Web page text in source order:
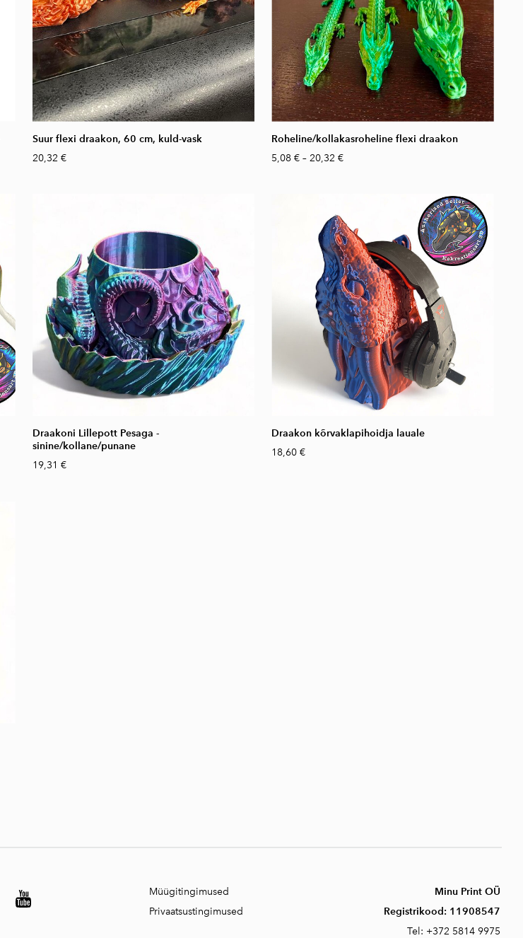
Suur flexi draakon, 60 cm, kuld-vask
20,32 €
Roheline/kollakasroheline flexi draakon
5,08 € –20,32 €
Draakoni Lillepott Pesaga -
sinine/kollane/punane
19,31 €
Draakon kõrvaklapihoidja lauale
18,60 €
Müügitingimused
Privaatsustingimused
Minu Print OÜ
Registrikood: 11908547
Tel: +372 5814 9975